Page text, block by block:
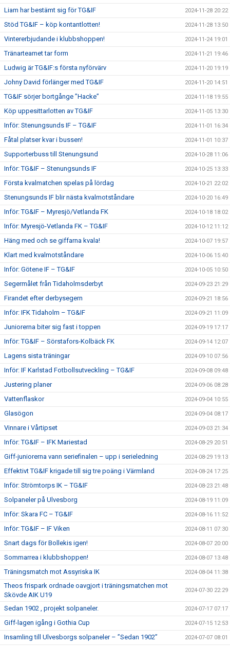
Liam har bestämt sig för TG&IF 2024-11-28 20:22
Stöd TG&IF – köp kontantlotten! 2024-11-28 13:50
Vintererbjudande i klubbshoppen! 2024-11-24 19:01
Tränarteamet tar form 2024-11-21 19:46
Ludwig är TG&IF:s första nyförvärv 2024-11-20 19:19
Johny David förlänger med TG&IF 2024-11-20 14:51
TG&IF sörjer bortgånge ”Hacke” 2024-11-18 19:55
Köp uppesittarlotten av TG&IF 2024-11-05 13:30
Inför: Stenungsunds IF – TG&IF 2024-11-01 16:34
Fåtal platser kvar i bussen! 2024-11-01 10:37
Supporterbuss till Stenungsund 2024-10-28 11:06
Inför: TG&IF – Stenungsunds IF 2024-10-25 13:33
Första kvalmatchen spelas på lördag 2024-10-21 22:02
Stenungsunds IF blir nästa kvalmotståndare 2024-10-20 16:49
Inför: TG&IF – Myresjö/Vetlanda FK 2024-10-18 18:02
Inför: Myresjö-Vetlanda FK – TG&IF 2024-10-12 11:12
Häng med och se giffarna kvala! 2024-10-07 19:57
Klart med kvalmotståndare 2024-10-06 15:40
Inför: Götene IF – TG&IF 2024-10-05 10:50
Segermålet från Tidaholmsderbyt 2024-09-23 21:29
Firandet efter derbysegern 2024-09-21 18:56
Inför: IFK Tidaholm – TG&IF 2024-09-21 11:09
Juniorerna biter sig fast i toppen 2024-09-19 17:17
Inför: TG&IF – Sörstafors-Kolbäck FK 2024-09-14 12:07
Lagens sista träningar 2024-09-10 07:56
Inför: IF Karlstad Fotbollsutveckling – TG&IF 2024-09-08 09:48
Justering planer 2024-09-06 08:28
Vattenflaskor 2024-09-04 10:55
Glasögon 2024-09-04 08:17
Vinnare i Vårtipset 2024-09-03 21:34
Inför: TG&IF – IFK Mariestad 2024-08-29 20:51
Giff-juniorerna vann seriefinalen – upp i serieledning 2024-08-29 19:13
Effektivt TG&IF krigade till sig tre poäng i Värmland 2024-08-24 17:25
Inför: Strömtorps IK – TG&IF 2024-08-23 21:48
Solpaneler på Ulvesborg 2024-08-19 11:09
Inför: Skara FC – TG&IF 2024-08-16 11:52
Inför: TG&IF – IF Viken 2024-08-11 07:30
Snart dags för Bollekis igen! 2024-08-07 20:00
Sommarrea i klubbshoppen! 2024-08-07 13:48
Träningsmatch mot Assyriska IK 2024-08-04 11:38
Theos frispark ordnade oavgjort i träningsmatchen mot
Skövde AIK U19
2024-07-30 22:29
Sedan 1902 , projekt solpaneler. 2024-07-17 07:17
Giff-lagen igång i Gothia Cup 2024-07-15 12:53
Insamling till Ulvesborgs solpaneler – ”Sedan 1902” 2024-07-07 08:01